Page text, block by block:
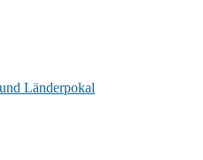
Länderpokal